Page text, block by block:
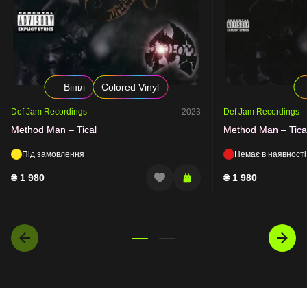
Вініл Colored Vinyl
Def Jam Recordings 2023
Method Man – Tical
Під замовлення
₴ 1 980
Def Jam Recordings
Method Man –
Немає в наявності
₴ 1 980